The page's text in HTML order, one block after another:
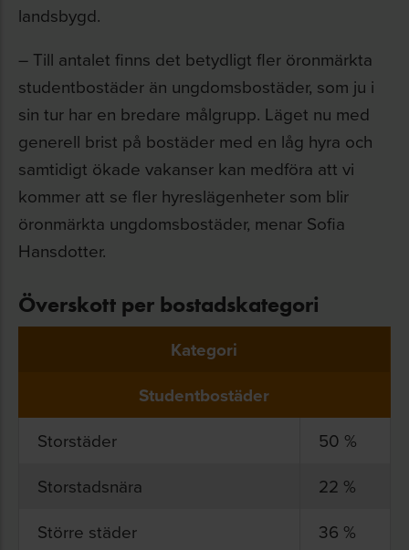
landsbygd.
– Till antalet finns det betydligt fler öronmärkta
studentbostäder än ungdomsbostäder, som ju i
sin tur har en bredare målgrupp. Läget nu med
generell brist på bostäder med en låg hyra och
samtidigt ökade vakanser kan medföra att vi
kommer att se fler hyreslägenheter som blir
öronmärkta ungdomsbostäder, menar Sofia
Hansdotter.
Överskott per bostadskategori
Kategori
Studentbostäder
Storstäder
50 %
Storstadsnära
22 %
Större städer
36 %